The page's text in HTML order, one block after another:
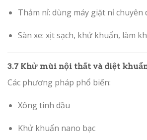
Thảm nỉ: dùng máy giặt nỉ chuyên
Sàn xe: xịt sạch, khử khuẩn, làm
3.7 Khử mùi nội thất và diệt
Các phương pháp phổ biến:
Xông tinh dầu
Khử khuẩn nano bạc